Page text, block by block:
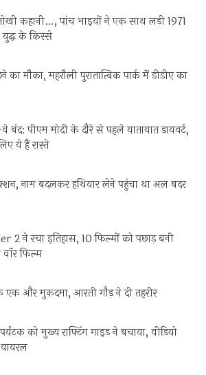
कहानी…, पांच भाइयों ने एक साथ लड़ी 1971
युद्ध के किस्से
मौका, महरौली पुरातात्विक पार्क में डीडीए का
बंद: पीएम मोदी के दौरे से पहले यातायात डायवर्ट,
ये हैं रास्ते
नाम बदलकर हथियार लेने पहुंचा था अल बदर
ने रचा इतिहास, 10 फिल्मों को पछाड़ बनी
फिल्म
एक और मुकदमा, आरती गौड़ ने दी तहरीर
को मुख्य राफ्टिंग गाइड ने बचाया, वीडियो
वायरल